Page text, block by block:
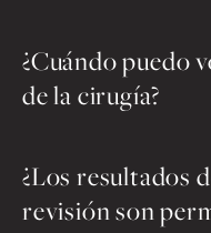
¿Cuándo puedo
de la cirugía?
¿Los resultados
revisión son